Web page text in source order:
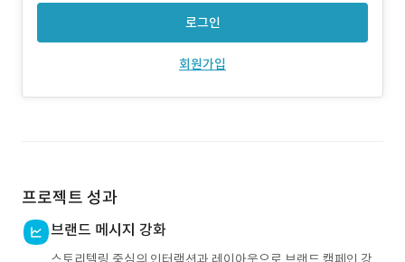
로그인
회원가입
프로젝트 성과
브랜드 메시지 강화